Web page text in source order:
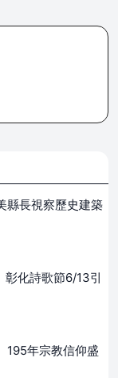
長視察歷史建築
化詩歌節6/13引
年宗教信仰盛